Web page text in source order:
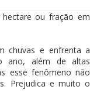
ou fração em
chuvas e enfrenta a
ano, além de altas
esse fenômeno não
Prejudica e muito o